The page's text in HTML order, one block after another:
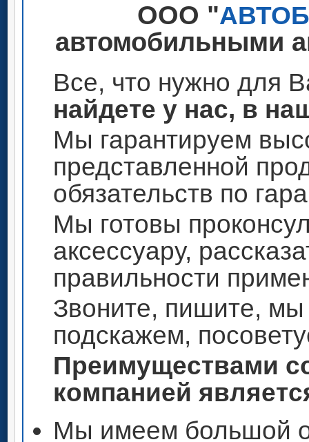
ООО "
автомобильными
Все, что нужно для
найдете у нас, в
Мы гарантируем
представленной
обязательств по
Мы готовы
аксессуару,
правильности
Звоните, пишите, мы
подскажем,
Преимуществами
компанией
Мы имеем большой